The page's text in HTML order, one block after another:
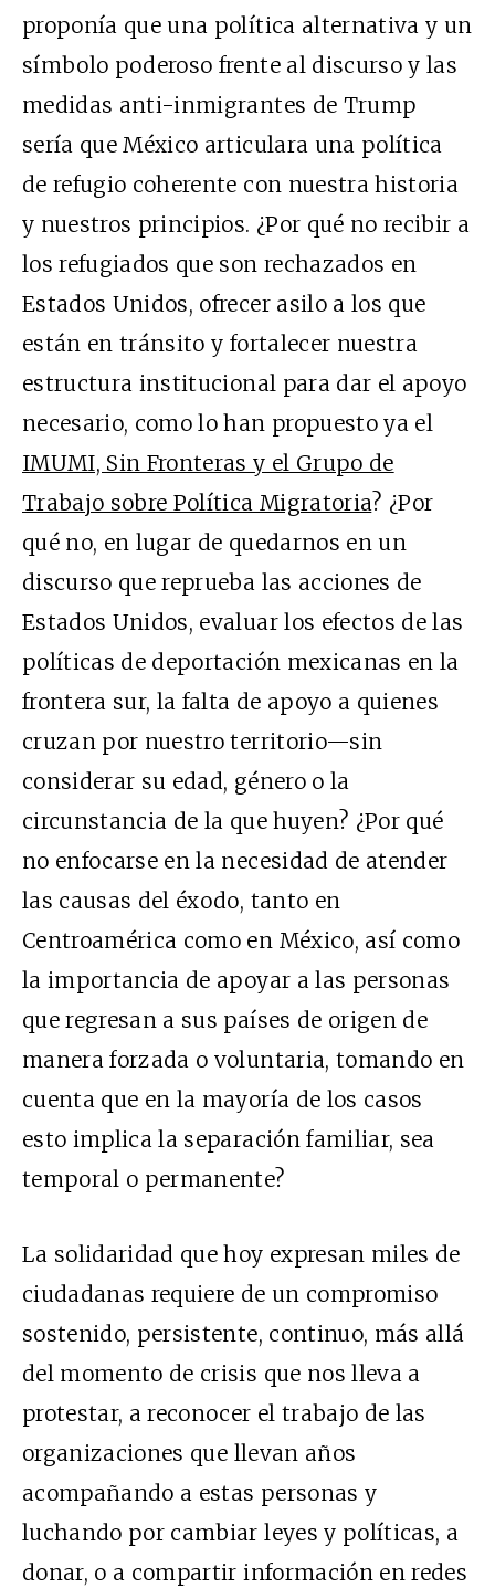
proponía que una política alternativa y un
símbolo poderoso frente al discurso y las
medidas anti-inmigrantes de Trump
sería que México articulara una política
de refugio coherente con nuestra historia
y nuestros principios. ¿Por qué no recibir a
los refugiados que son rechazados en
Estados Unidos, ofrecer asilo a los que
están en tránsito y fortalecer nuestra
estructura institucional para dar el apoyo
necesario, como lo han propuesto ya el
IMUMI, Sin Fronteras y el Grupo de
Trabajo sobre Política Migratoria? ¿Por
qué no, en lugar de quedarnos en un
discurso que reprueba las acciones de
Estados Unidos, evaluar los efectos de las
políticas de deportación mexicanas en la
frontera sur, la falta de apoyo a quienes
cruzan por nuestro territorio—sin
considerar su edad, género o la
circunstancia de la que huyen? ¿Por qué
no enfocarse en la necesidad de atender
las causas del éxodo, tanto en
Centroamérica como en México, así como
la importancia de apoyar a las personas
que regresan a sus países de origen de
manera forzada o voluntaria, tomando en
cuenta que en la mayoría de los casos
esto implica la separación familiar, sea
temporal o permanente?
La solidaridad que hoy expresan miles de
ciudadanas requiere de un compromiso
sostenido, persistente, continuo, más allá
del momento de crisis que nos lleva a
protestar, a reconocer el trabajo de las
organizaciones que llevan años
acompañando a estas personas y
luchando por cambiar leyes y políticas, a
donar, o a compartir información en redes